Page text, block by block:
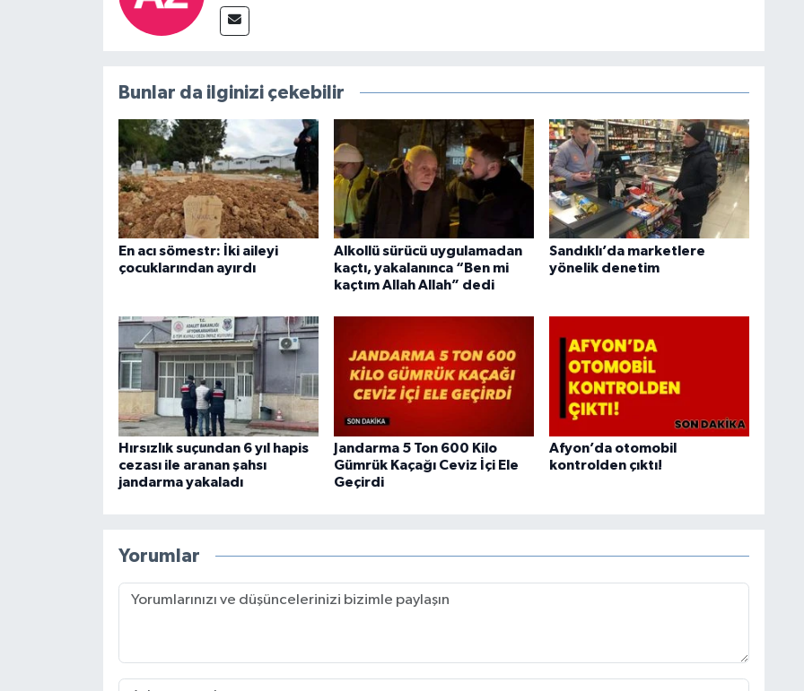
Bunlar da ilginizi çekebilir
En acı sömestr: İki aileyi
çocuklarından ayırdı
Alkollü sürücü uygulamadan
kaçtı, yakalanınca “Ben mi
kaçtım Allah Allah” dedi
Sandıklı’da marketlere
yönelik denetim
Hırsızlık suçundan 6 yıl hapis
cezası ile aranan şahsı
jandarma yakaladı
Jandarma 5 Ton 600 Kilo
Gümrük Kaçağı Ceviz İçi Ele
Geçirdi
Afyon’da otomobil
kontrolden çıktı!
Yorumlar